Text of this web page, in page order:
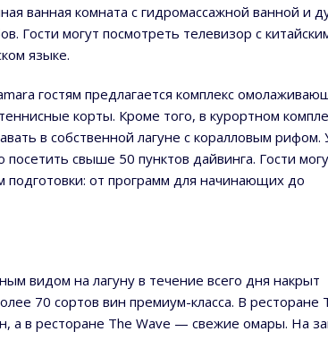
ванная комната с гидромассажной ванной и
Гости могут посмотреть телевизор с
языке.
гостям предлагается комплекс
корты. Кроме того, в курортном
в собственной лагуне с коралловым рифом.
свыше 50 пунктов дайвинга. Гости
подготовки: от программ для начинающих до
видом на лагуну в течение всего дня накрыт
70 сортов вин премиум-класса. В ресторане
а в ресторане The Wave — свежие омары. На